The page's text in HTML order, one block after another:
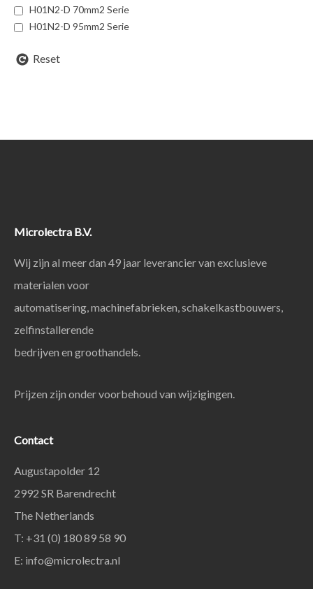
H01N2-D 70mm2 Serie
H01N2-D 95mm2 Serie
Reset
Microlectra B.V.
Wij zijn al meer dan 49 jaar leverancier van exclusieve
materialen voor
automatisering, machinefabrieken, schakelkastbouwers,
zelfinstallerende
bedrijven en groothandels.
Prijzen zijn onder voorbehoud van wijzigingen.
Contact
Augustapolder 12
2992 SR Barendrecht
The Netherlands
T: +31 (0) 180 89 58 90
E: info@microlectra.nl